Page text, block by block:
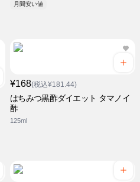
月間安い値
¥168(税込¥181.44)
はちみつ黒酢ダイエット タマノイ
酢
125ml